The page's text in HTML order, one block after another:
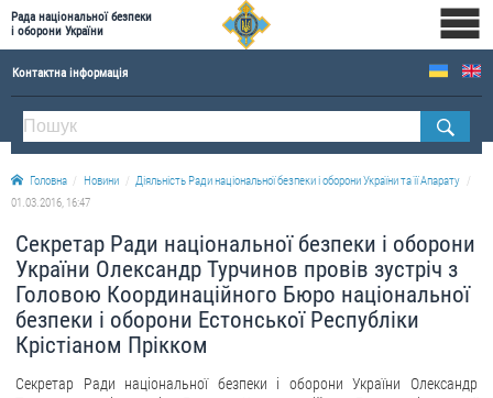
Рада національної безпеки
і оборони України
Контактна інформація
ПРО РНБОУ
Склад Ради національної безпеки і оборони України
Апарат Ради національної безпеки і оборони України
Історична довідка про діяльність Ради національної безпеки і оборони України
ОФІЦІЙНІ ДОКУМЕНТИ
ПРЕСЦЕНТР
Новини
Головна Новини
Діяльність Ради національної безпеки і оборони України та її Апарату
01.03.2016, 16:47
Секретар Ради національної безпеки і оборони
України Олександр Турчинов провів зустріч з
Головою Координаційного Бюро національної
безпеки і оборони Естонської Республіки
Крістіаном Прікком
Секретар Ради національної безпеки і оборони України Олександр